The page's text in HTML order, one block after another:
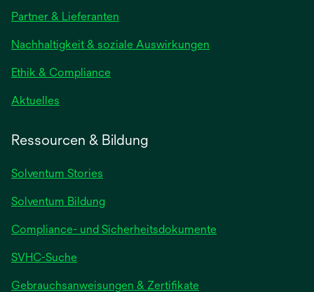
Partner & Lieferanten
Nachhaltigkeit & soziale Auswirkungen
Ethik & Compliance
Aktuelles
Ressourcen & Bildung
Solventum Stories
Solventum Bildung
Compliance- und Sicherheitsdokumente
SVHC-Suche
Gebrauchsanweisungen & Zertifikatewird